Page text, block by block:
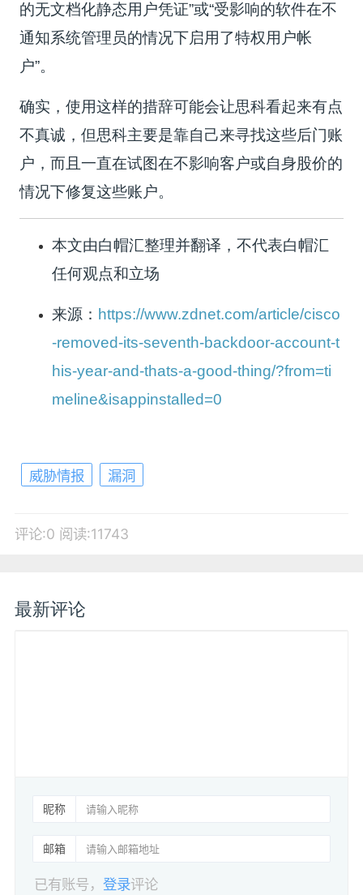
的无文档化静态用户凭证”或“受影响的软件在不
通知系统管理员的情况下启用了特权用户帐
户”。
确实，使用这样的措辞可能会让思科看起来有点
不真诚，但思科主要是靠自己来寻找这些后门账
户，而且一直在试图在不影响客户或自身股价的
情况下修复这些账户。
本文由白帽汇整理并翻译，不代表白帽汇
任何观点和立场
来源： https://www.zdnet.com/article/cisco
-removed-its-seventh-backdoor-account-t
his-year-and-thats-a-good-thing/?from=ti
meline&isappinstalled=0
威胁情报 漏洞
评论:0 阅读:11743
最新评论
昵称
邮箱
已有账号，登录评论